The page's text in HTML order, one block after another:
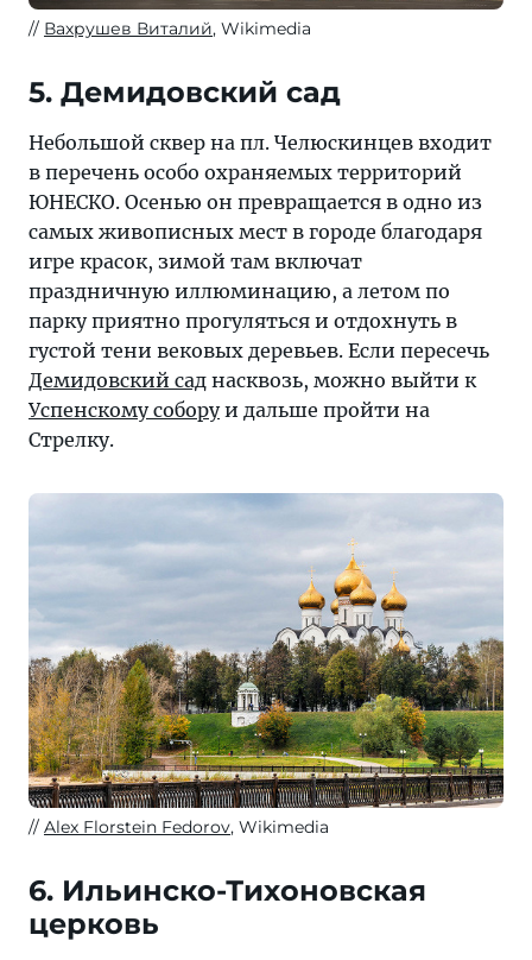
Вахрушев Виталий, Wikimedia
5. Демидовский сад
Небольшой сквер на пл. Челюскинцев входит
в перечень особо охраняемых территорий
ЮНЕСКО. Осенью он превращается в одно из
самых живописных мест в городе благодаря
игре красок, зимой там включат
праздничную иллюминацию, а летом по
парку приятно прогуляться и отдохнуть в
густой тени вековых деревьев. Если пересечь
Демидовский сад насквозь, можно выйти к
Успенскому соборуи дальше пройти на
Стрелку.
Alex Florstein Fedorov, Wikimedia
6. Ильинско-Тихоновская
церковь